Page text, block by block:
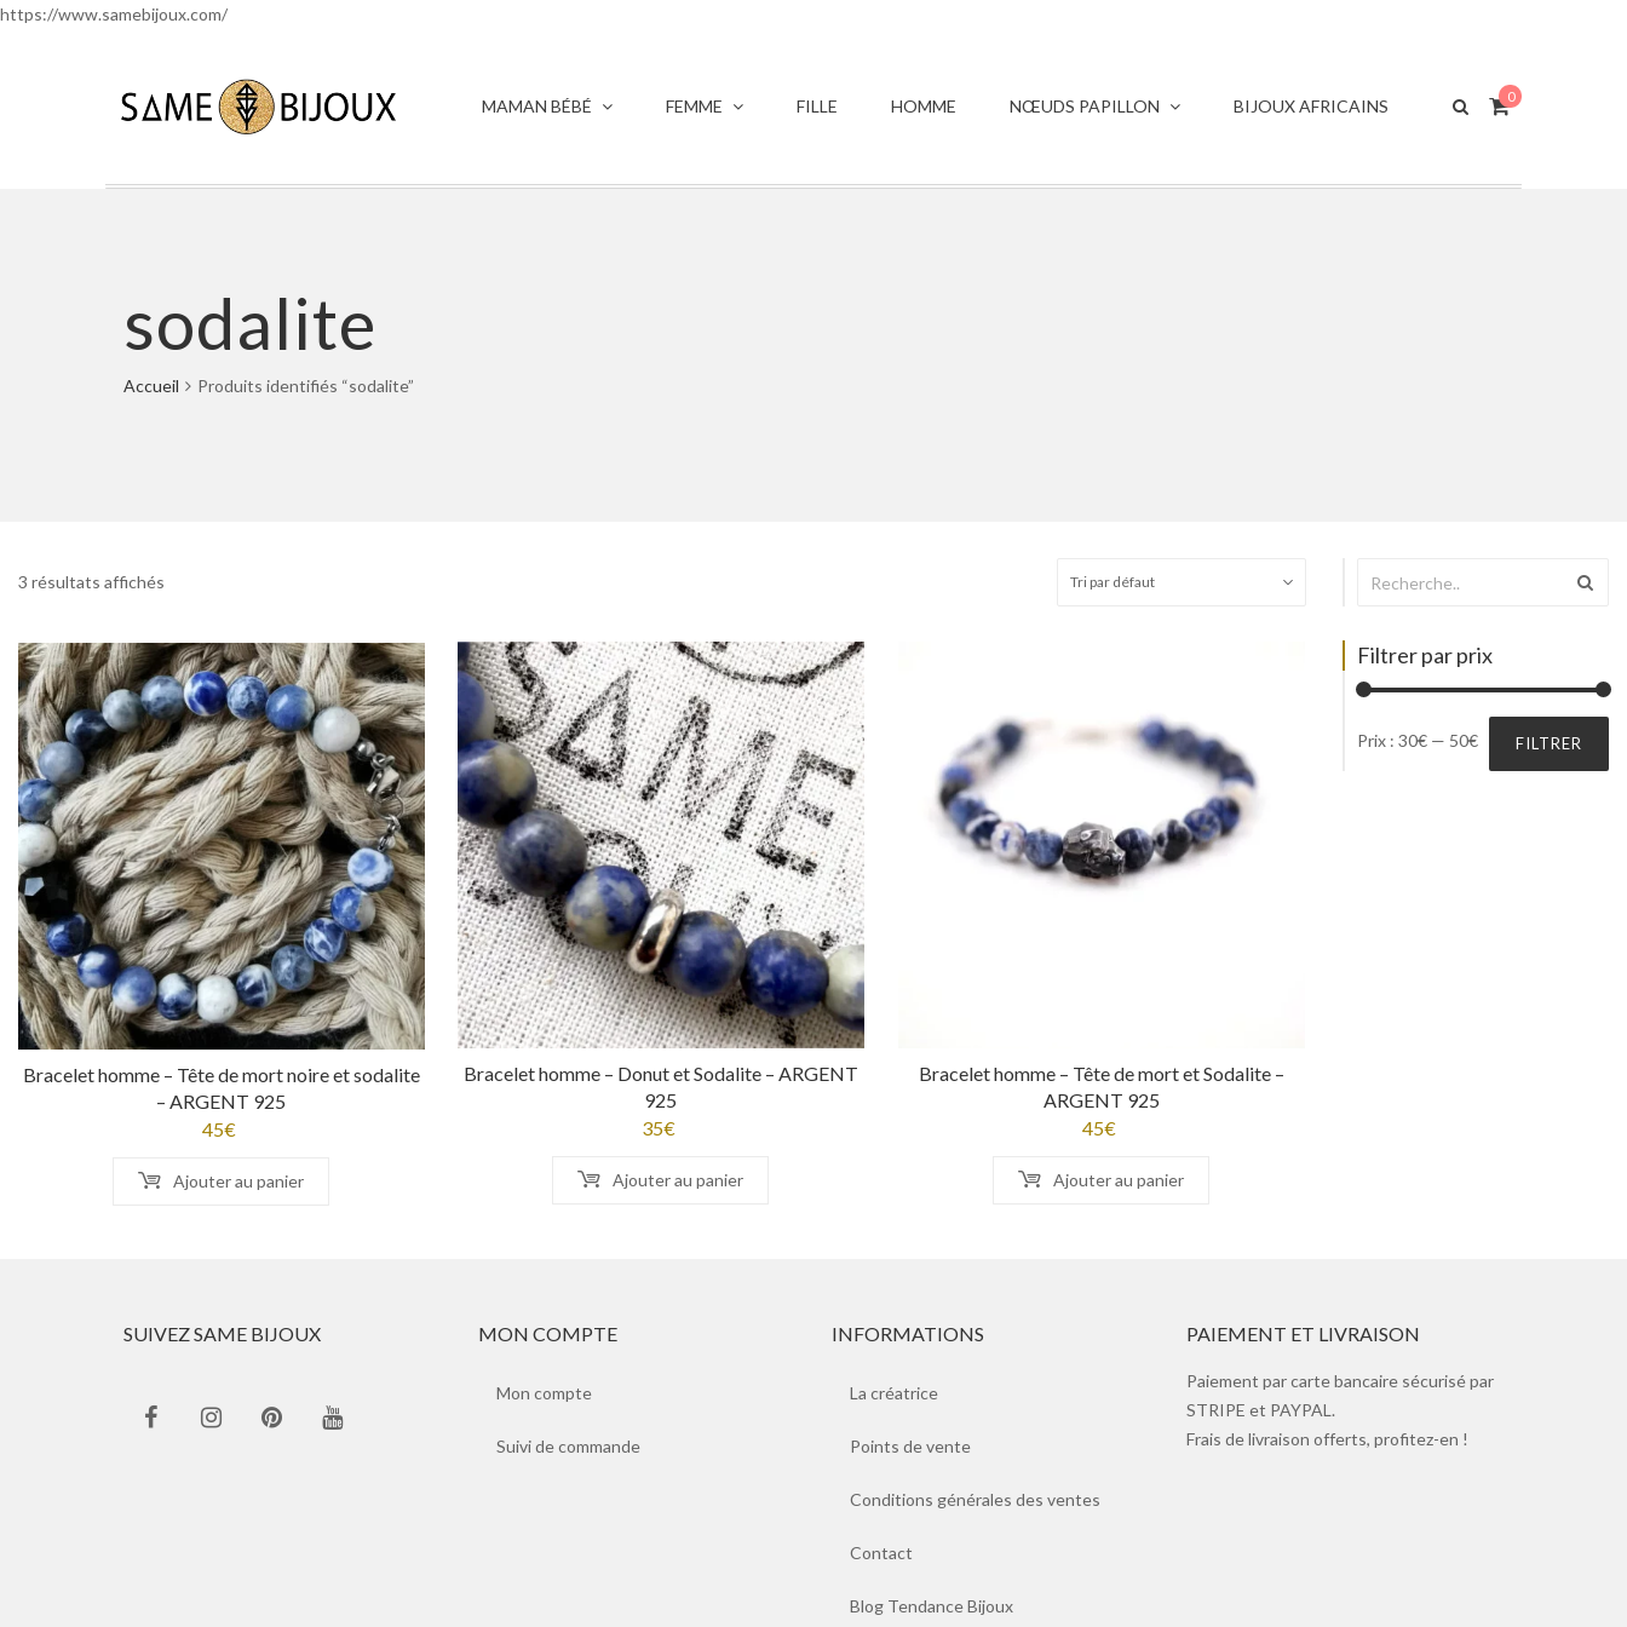
https://www.samebijoux.com/
MAMAN BÉBÉ FEMME FILLE HOMME NŒUDS PAPILLON BIJOUX AFRICAINS 0
sodalite
Accueil Produits identifiés “sodalite”
3 résultats affichés
Bracelet homme – Donut et Sodalite – ARGENT
925
35€
Ajouter au panier
Bracelet homme – Tête de mort et Sodalite –
ARGENT 925
45€
Ajouter au panier
Bracelet homme – Tête de mort noire et sodalite
– ARGENT 925
45€
Ajouter au panier
Filtrer par prix
FILTRER
Prix : 30€ — 50€
SUIVEZ SAME BIJOUX MON COMPTE
Mon compte
Suivi de commande
INFORMATIONS
La créatrice
Points de vente
Conditions générales des ventes
Contact
Blog Tendance Bijoux
PAIEMENT ET LIVRAISON
Paiement par carte bancaire sécurisé par
STRIPE et PAYPAL.
Frais de livraison offerts, profitez-en !